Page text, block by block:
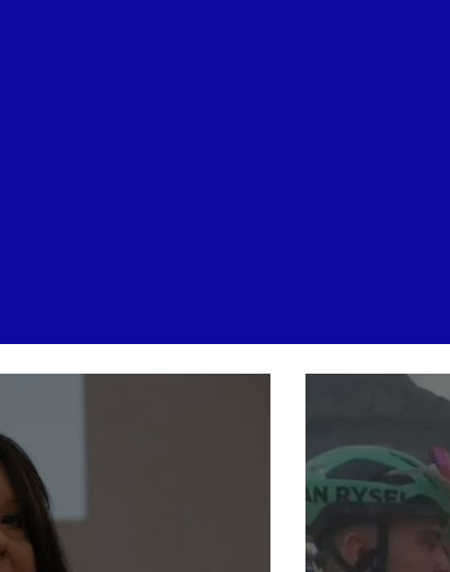
:
Festival de Cannes : ce qui
va changer pour les stars et